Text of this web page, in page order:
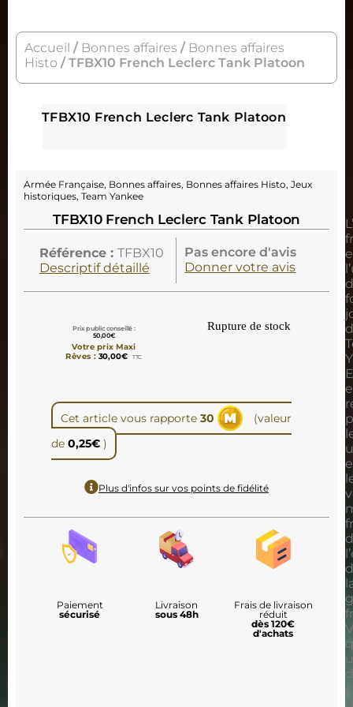
Accueil / Bonnes affaires / Bonnes affaires
Histo / TFBX10 French Leclerc Tank Platoon
TFBX10 French Leclerc Tank Platoon
Armée Française, Bonnes affaires, Bonnes affaires Histo, Jeux
historiques, Team Yankee
TFBX10 French Leclerc Tank Platoon
Référence : TFBX10
Descriptif détaillé
Pas encore d'avis
Donner votre avis
Prix public conseillé :
50,00€
Votre prix Maxi
Rêves : 30,00€ TTC
Rupture de stock
Cet article vous rapporte 30
(valeur
de 0,25€ )
Plus d'infos sur vos points de fidélité
Paiement
sécurisé
Livraison
sous 48h
Frais de livraison
réduit
dès 120€
d'achats